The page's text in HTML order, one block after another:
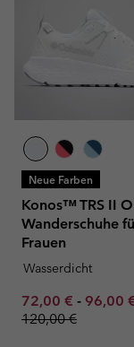
Neue Farben
Konos™ TRS II
Wanderschuhe
Frauen
Wasserdicht
Minimum sale
72,00 € - 96,00
120,00 €